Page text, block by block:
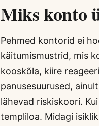
Miks konto
Pehmed kontorid ei
käitumismustrid, mis
kooskõla, kiire
panusesuurused,
lähevad riskiskoori.
templiloa. Midagi